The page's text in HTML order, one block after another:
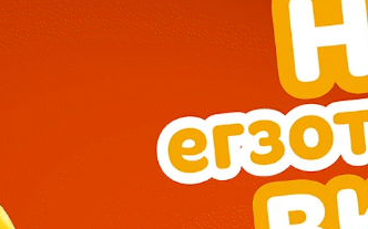
━ pricing plans